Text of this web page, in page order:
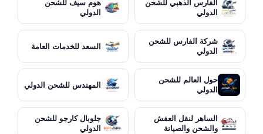
الفارس الذهبي للشحن
الدولي
هوم سيف للشحن
الدولي
شركة الفارس للشحن
الدولي
السعد للخدمات العامة
حول العالم للشحن
الدولي
المهندس للشحن الدولي
الساهر لنقل العفش
والشحن والصيانة
جلوبال كارجو للشحن
الدولي